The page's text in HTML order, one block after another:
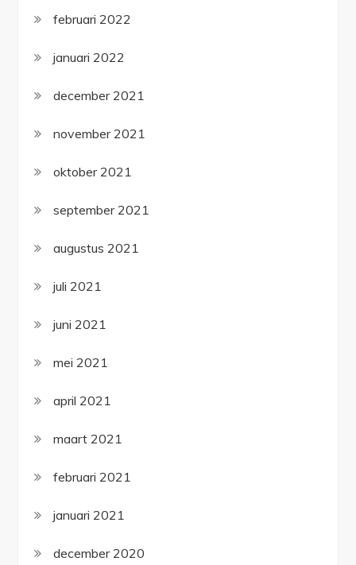
februari 2022
januari 2022
december 2021
november 2021
oktober 2021
september 2021
augustus 2021
juli 2021
juni 2021
mei 2021
april 2021
maart 2021
februari 2021
januari 2021
december 2020